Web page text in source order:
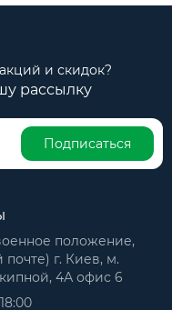
и скидок?
рассылку
Подписаться
положение,
г. Киев, м.
4А офис 6